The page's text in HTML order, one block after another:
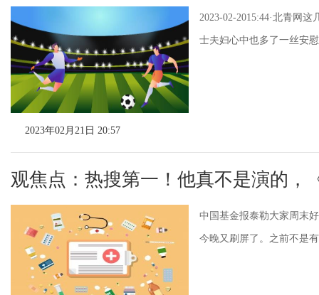
2023-02-2015:44·北青网
士夫妇心中也多了一丝安
2023年02月21日 20:57
观焦点：热搜第一！他真不是演的，
中国基金报泰勒大家周末
今晚又刷屏了。之前不是